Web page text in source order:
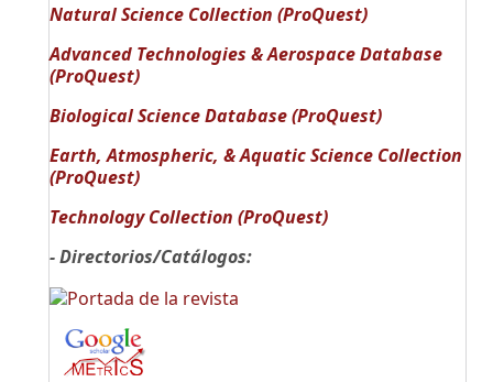
Natural Science Collection (ProQuest)
Advanced Technologies & Aerospace Database
(ProQuest)
Biological Science Database (ProQuest)
Earth, Atmospheric, & Aquatic Science Collection
(ProQuest)
Technology Collection (ProQuest)
- Directorios/Catálogos: